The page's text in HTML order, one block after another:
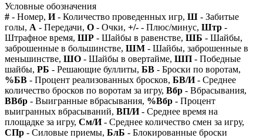
Условные обозначения
# - Номер, И- Количество проведенных игр, Ш - Забитые
голы, А - Передачи, О - Очки, +/- - Плюс/минус, Штр -
Штрафное время, ШР - Шайбы в равенстве, ШБ - Шайбы,
заброшенные в большинстве, ШМ - Шайбы, заброшенные в
меньшинстве, ШО - Шайбы в овертайме, ШП - Победные
шайбы, РБ - Решающие буллиты, БВ - Броски по воротам,
%БВ - Процент реализованных бросков, БВ/И- Среднее
количество бросков по воротам за игру, Вбр - Вбрасывания,
ВВбр - Выигранные вбрасывания, %Вбр - Процент
выигранных вбрасываний, ВП/И- Среднее время на
площадке за игру, См/И- Среднее количество смен за игру,
СПр - Силовые приемы, БлБ - Блокированные броски